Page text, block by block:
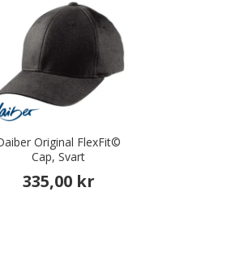
Original FlexFit©
Cap, Svart
335,00 kr